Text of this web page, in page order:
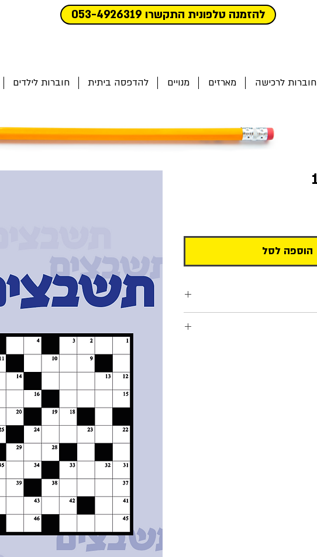
להזמנה טלפונית התקשרו 053-4926319
חוברות לרכישה מארזים מנויים להדפסה ביתית חוברות לילדים
הוספה לסל